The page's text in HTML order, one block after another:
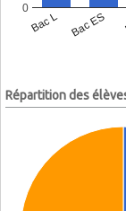
Bac L Bac ES
0
Répartition des